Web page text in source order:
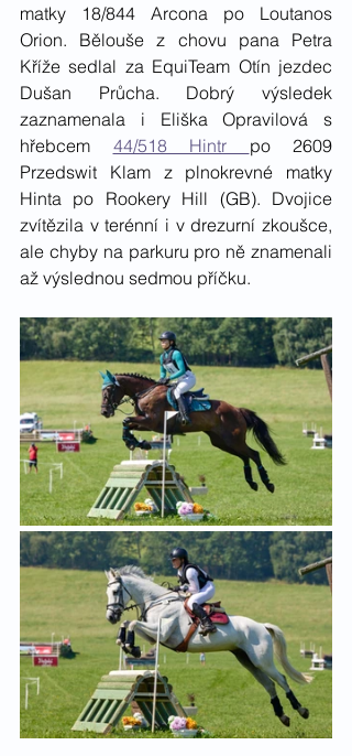
matky 18/844 Arcona po Loutanos
Orion. Bělouše z chovu pana Petra
Kříže sedlal za EquiTeam Otín jezdec
Dušan Průcha. Dobrý výsledek
zaznamenala i Eliška Opravilová s
hřebcem 44/518 Hintr po 2609
Przedswit Klam z plnokrevné matky
Hinta po Rookery Hill (GB). Dvojice
zvítězila v terénní i v drezurní zkoušce,
ale chyby na parkuru pro ně znamenali
až výslednou sedmou příčku.